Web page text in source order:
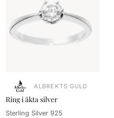
ALBREKTS GULD
Ring i äkta silver
Sterling Silver 925